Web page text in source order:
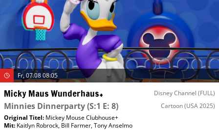
Fr, 07.08 08:05
Micky Maus Wunderhaus+ Disney Channel (FULL)
Minnies Dinnerparty(S:1 E: 8) Cartoon(USA 2025)
Original Titel: Mickey Mouse Clubhouse+
Mit: Kaitlyn Robrock, Bill Farmer,Tony Anselmo